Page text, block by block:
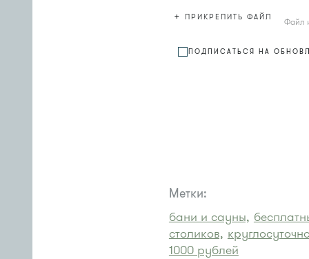
+ ПРИКРЕПИТЬ ФАЙЛ Файл
ПОДПИСАТЬСЯ НА
Метки:
бани и сауны,
столиков,
1000 рублей